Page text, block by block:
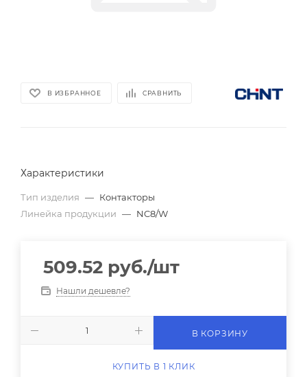
В ИЗБРАННОЕ СРАВНИТЬ
Характеристики
Тип изделия — Контакторы
Линейка продукции — NC8/W
509.52 руб./шт
Нашли дешевле?
В КОРЗИНУ
КУПИТЬ В 1 КЛИК